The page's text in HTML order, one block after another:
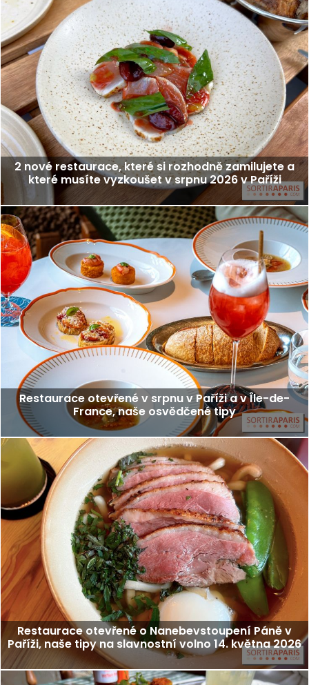
2 nové restaurace, které si rozhodně zamilujete a
které musíte vyzkoušet v srpnu 2026 v Paříži
Restaurace otevřené v srpnu v Paříži a v Île-de-
France, naše osvědčené tipy
Restaurace otevřené o Nanebevstoupení Páně v
Paříži, naše tipy na slavnostní volno 14. května 2026